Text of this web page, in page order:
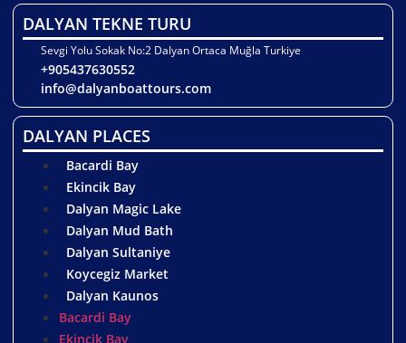
DALYAN TEKNE TURU
Sevgi Yolu Sokak No:2 Dalyan Ortaca Muğla Turkiye
+905437630552
info@dalyanboattours.com
DALYAN PLACES
Bacardi Bay
Ekincik Bay
Dalyan Magic Lake
Dalyan Mud Bath
Dalyan Sultaniye
Koycegiz Market
Dalyan Kaunos
Bacardi Bay
Ekincik Bay